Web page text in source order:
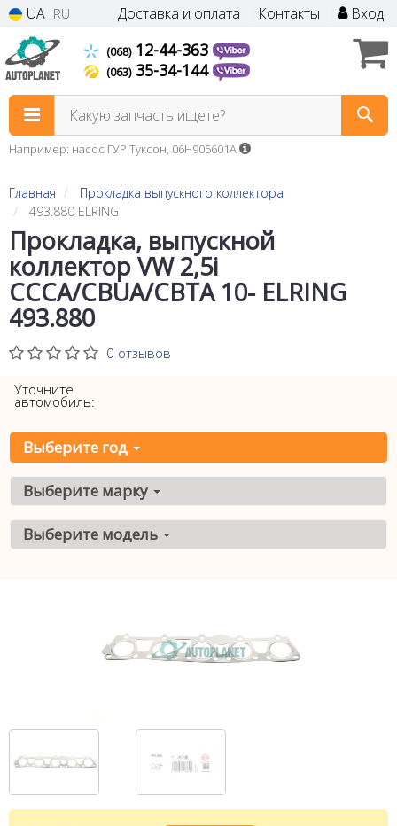
UA RU Доставка и оплата Контакты Вход
(068)12-44-363
(063)35-34-144
Какую запчасть ищете?
Например: насос ГУР Туксон, 06H905601A
Главная
Прокладка выпускного коллектора
493.880 ELRING
Прокладка, выпускной
коллектор VW 2,5i
CCCA/CBUA/CBTA 10- ELRING
493.880
0 отзывов
Уточните
автомобиль:
Выберите год
Выберите марку
Выберите модель